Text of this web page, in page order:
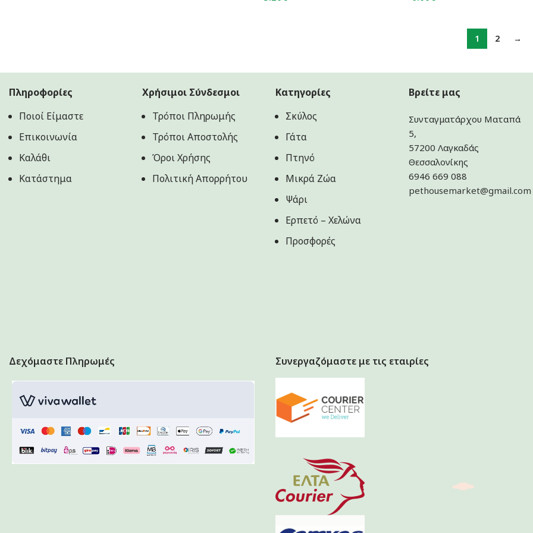
1 2 →
Πληροφορίες
Ποιοί Είμαστε
Επικοινωνία
Καλάθι
Κατάστημα
Χρήσιμοι Σύνδεσμοι
Τρόποι Πληρωμής
Τρόποι Αποστολής
Όροι Χρήσης
Πολιτική Aπορρήτου
Κατηγορίες
Σκύλος
Γάτα
Πτηνό
Μικρά Ζώα
Ψάρι
Ερπετό – Χελώνα
Προσφορές
Βρείτε μας
Συνταγματάρχου Ματαπά
5,
57200 Λαγκαδάς
Θεσσαλονίκης
6946 669 088
pethousemarket@gmail.com
Δεχόμαστε Πληρωμές Συνεργαζόμαστε με τις εταιρίες